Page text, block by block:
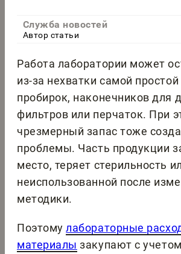
Служба новостей
Автор статьи
Работа лаборатории может
из-за нехватки самой
пробирок, наконечников для
фильтров или перчаток. При
чрезмерный запас тоже
проблемы. Часть продукции
место, теряет стерильность
неиспользованной после
методики.
Поэтомулабораторные
материалы закупают с